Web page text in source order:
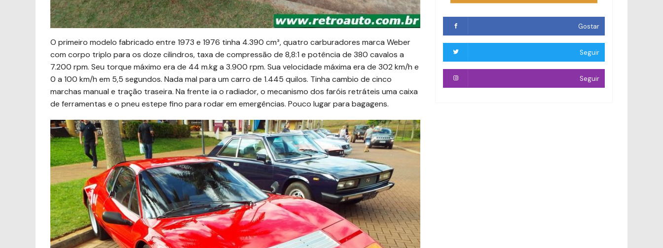
O primeiro modelo fabricado entre 1973 e 1976 tinha 4.390 cm³, quatro carburadores marca Weber
com corpo triplo para os doze cilindros, taxa de compressão de 8,8:1 e potência de 380 cavalos a
7.200 rpm. Seu torque máximo era de 44 m.kg a 3.900 rpm. Sua velocidade máxima era de 302 km/h e
0 a 100 km/h em 5,5 segundos. Nada mal para um carro de 1.445 quilos. Tinha cambio de cinco
marchas manual e tração traseira. Na frente ia o radiador, o mecanismo dos faróis retráteis uma caixa
de ferramentas e o pneu estepe fino para rodar em emergências. Pouco lugar para bagagens.
Gostar
Seguir
Seguir